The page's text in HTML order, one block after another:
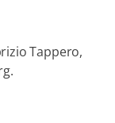
Tappero,